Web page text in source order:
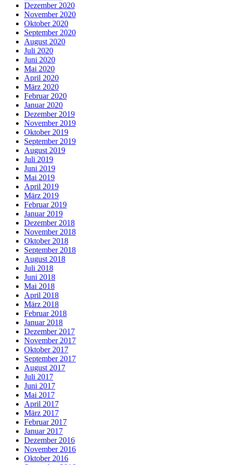
Dezember 2020
November 2020
Oktober 2020
September 2020
August 2020
Juli 2020
Juni 2020
Mai 2020
April 2020
März 2020
Februar 2020
Januar 2020
Dezember 2019
November 2019
Oktober 2019
September 2019
August 2019
Juli 2019
Juni 2019
Mai 2019
April 2019
März 2019
Februar 2019
Januar 2019
Dezember 2018
November 2018
Oktober 2018
September 2018
August 2018
Juli 2018
Juni 2018
Mai 2018
April 2018
März 2018
Februar 2018
Januar 2018
Dezember 2017
November 2017
Oktober 2017
September 2017
August 2017
Juli 2017
Juni 2017
Mai 2017
April 2017
März 2017
Februar 2017
Januar 2017
Dezember 2016
November 2016
Oktober 2016